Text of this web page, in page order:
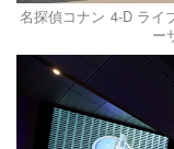
名探偵コナン 4-D ライ
ー